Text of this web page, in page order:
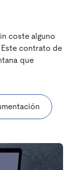
coste alguno
contrato de
que